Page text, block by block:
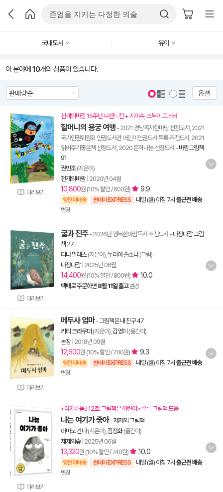
국내도서 유아
이 분야에 10개의 상품이 있습니다.
옵션
미리보기
천개의바람 15주년 브랜드전 + 지이수, 소복이 포스터
할머니의 용궁 여행 - 2021 경남독서한마당 선정도서, 2021
국가인권위원회 인권도서관 어린이인권도서 목록 추천도서, 2021
읽어주기좋은책 선정도서, 2020 문학나눔 선정도서 - 바람그림책
91
권민조(지은이)
천개의바람| 2020년 04월
10,800원 (10% 할인 / 600원) 9.9
양탄자배송 썬데이 EXPRESS 내일 (월) 아침 7시 출근전 배송
변경
미리보기
굴과 진주- 2026년 행복한아침독서 추천도서 - 다정다감 그림
책 27
티나 발레스(지은이), 누리아 솔소나(그림)
다정다감| 2025년 06월
14,400원 (10% 할인 / 800원) 10.0
택배로 주문하면 8월 11일 출고 변경
미리보기
메두사 엄마-그림책은 내 친구 47
키티 크라우더 (지은이), 김영미 (옮긴이)
논장| 2018년 09월
12,600원 (10% 할인 / 700원) 9.3
양탄자배송 썬데이 EXPRESS 내일 (월) 아침 7시 출근전 배송
변경
미리보기
<라키비움J 12호: 그림책은 어린이> 수록 그림책 모음
나는 여기가 좋아-제제의 그림책
아마노 칸나(지은이), 김정화(옮긴이)
제제의숲| 2025년 06월
13,320원 (10% 할인 / 740원) 10.0
양탄자배송 썬데이 EXPRESS 내일 (월) 아침 7시 출근전 배송
변경